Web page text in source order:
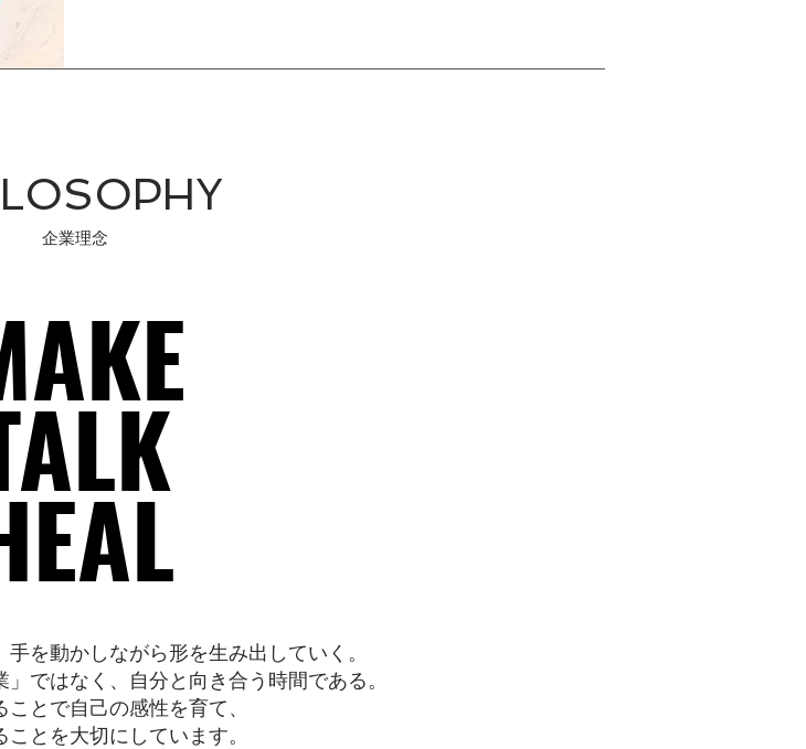
企業理念
を動かしながら形を生み出していく。
ではなく、自分と向き合う時間である。
とで自己の感性を育て、
とを大切にしています。